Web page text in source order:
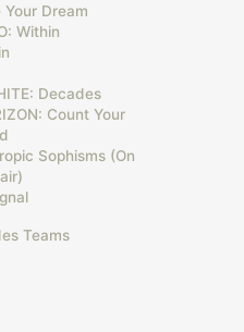
Your Dream
Within
Decades
Count Your
Sophisms (On
Teams